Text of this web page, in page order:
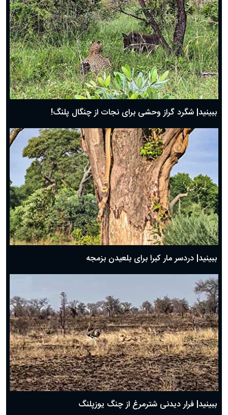
ببینید| شگرد گراز وحشی برای نجات از چنگال پلنگ!
ببینید| دردسر مار کبرا برای بلعیدن بزمجه
ببینید| فرار دیدنی شترمرغ از چنگ یوزپلنگ